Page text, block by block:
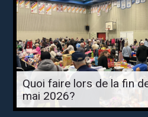
Quoi faire lors de la fin
mai 2026?